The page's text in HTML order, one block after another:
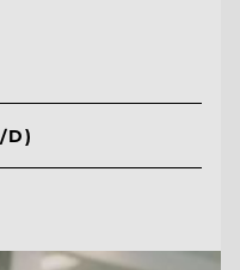
D)